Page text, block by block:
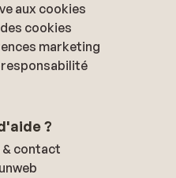
aux cookies
cookies
marketing
?
contact